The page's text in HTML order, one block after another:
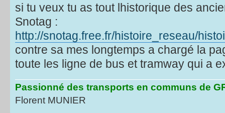
si tu veux tu as tout lhistorique des
Snotag :
http://snotag.free.fr/histoire_reseau/
contre sa mes longtemps a chargé la
toute les ligne de bus et tramway qui a
Passionné des transports en communs de
Florent MUNIER